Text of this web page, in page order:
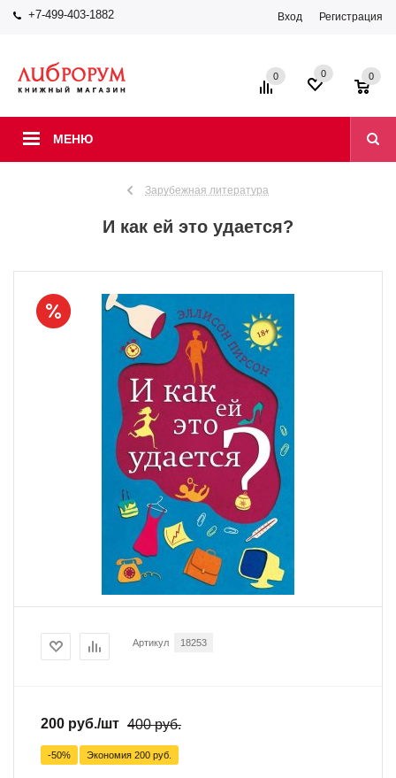
+7-499-403-1882 Вход Регистрация
МЕНЮ
0 0 0
Зарубежная литература
И как ей это удается?
Артикул 18253
200 руб./шт 400руб.
-50% Экономия 200 руб.